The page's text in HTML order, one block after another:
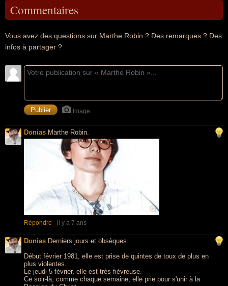
Commentaires
Vous avez des questions sur Marthe Robin ? Des remarques ? Des
infos à partager ?
Image
Donias Marthe Robin.
Répondre - il y a 7 ans
Donias Derniers jours et obsèques
Début février 1981, elle est prise de quintes de toux de plus en
plus violentes.
Le jeudi 5 février, elle est très fiévreuse.
Ce soir-là, comme chaque semaine, elle prie pour s'unir à la